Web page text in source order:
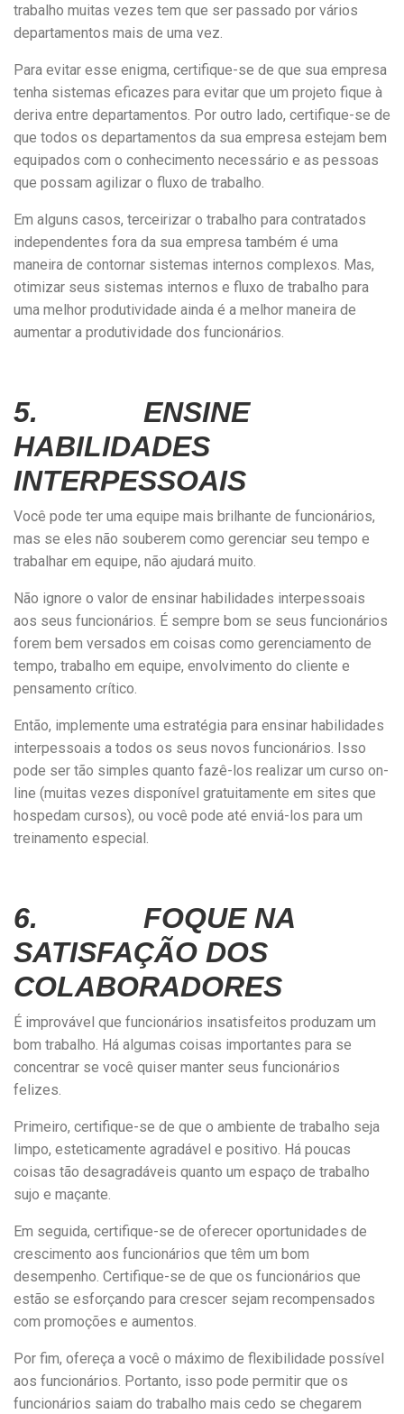
trabalho muitas vezes tem que ser passado por vários
departamentos mais de uma vez.
Para evitar esse enigma, certifique-se de que sua empresa
tenha sistemas eficazes para evitar que um projeto fique à
deriva entre departamentos. Por outro lado, certifique-se de
que todos os departamentos da sua empresa estejam bem
equipados com o conhecimento necessário e as pessoas
que possam agilizar o fluxo de trabalho.
Em alguns casos, terceirizar o trabalho para contratados
independentes fora da sua empresa também é uma
maneira de contornar sistemas internos complexos. Mas,
otimizar seus sistemas internos e fluxo de trabalho para
uma melhor produtividade ainda é a melhor maneira de
aumentar a produtividade dos funcionários.
5. ENSINE
HABILIDADES
INTERPESSOAIS
Você pode ter uma equipe mais brilhante de funcionários,
mas se eles não souberem como gerenciar seu tempo e
trabalhar em equipe, não ajudará muito.
Não ignore o valor de ensinar habilidades interpessoais
aos seus funcionários. É sempre bom se seus funcionários
forem bem versados em coisas como gerenciamento de
tempo, trabalho em equipe, envolvimento do cliente e
pensamento crítico.
Então, implemente uma estratégia para ensinar habilidades
interpessoais a todos os seus novos funcionários. Isso
pode ser tão simples quanto fazê-los realizar um curso on-
line (muitas vezes disponível gratuitamente em sites que
hospedam cursos), ou você pode até enviá-los para um
treinamento especial.
6. FOQUE NA
SATISFAÇÃO DOS
COLABORADORES
É improvável que funcionários insatisfeitos produzam um
bom trabalho. Há algumas coisas importantes para se
concentrar se você quiser manter seus funcionários
felizes.
Primeiro, certifique-se de que o ambiente de trabalho seja
limpo, esteticamente agradável e positivo. Há poucas
coisas tão desagradáveis quanto um espaço de trabalho
sujo e maçante.
Em seguida, certifique-se de oferecer oportunidades de
crescimento aos funcionários que têm um bom
desempenho. Certifique-se de que os funcionários que
estão se esforçando para crescer sejam recompensados
com promoções e aumentos.
Por fim, ofereça a você o máximo de flexibilidade possível
aos funcionários. Portanto, isso pode permitir que os
funcionários saiam do trabalho mais cedo se chegarem